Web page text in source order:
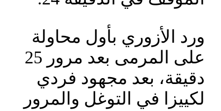
ورد الأزوري بأول محاولة
على المرمى بعد مرور 25
دقيقة، بعد مجهود فردي
لكييزا في التوغل والمرور